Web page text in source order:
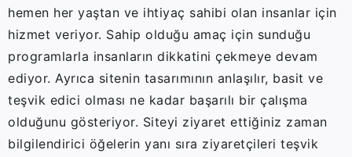
hemen her yaştan ve ihtiyaç sahibi olan insanlar için
hizmet veriyor. Sahip olduğu amaç için sunduğu
programlarla insanların dikkatini çekmeye devam
ediyor. Ayrıca sitenin tasarımının anlaşılır, basit ve
teşvik edici olması ne kadar başarılı bir çalışma
olduğunu gösteriyor. Siteyi ziyaret ettiğiniz zaman
bilgilendirici öğelerin yanı sıra ziyaretçileri teşvik